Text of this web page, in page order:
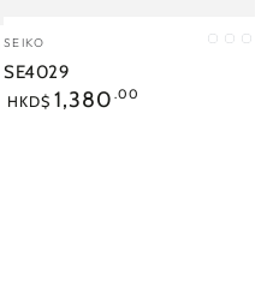
小
販：
SEIKO PXLIDL
SE4029
正
HKD$ 1,380 .00